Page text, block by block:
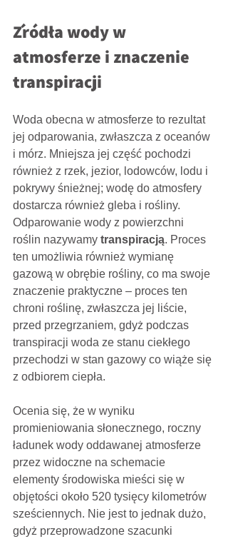
Źródła wody w
atmosferze i znaczenie
transpiracji
Woda obecna w atmosferze to rezultat
jej odparowania, zwłaszcza z oceanów
i mórz. Mniejsza jej część pochodzi
również z rzek, jezior, lodowców, lodu i
pokrywy śnieżnej; wodę do atmosfery
dostarcza również gleba i rośliny.
Odparowanie wody z powierzchni
roślin nazywamy transpiracją. Proces
ten umożliwia również wymianę
gazową w obrębie rośliny, co ma swoje
znaczenie praktyczne – proces ten
chroni roślinę, zwłaszcza jej liście,
przed przegrzaniem, gdyż podczas
transpiracji woda ze stanu ciekłego
przechodzi w stan gazowy co wiąże się
z odbiorem ciepła.
Ocenia się, że w wyniku
promieniowania słonecznego, roczny
ładunek wody oddawanej atmosferze
przez widoczne na schemacie
elementy środowiska mieści się w
objętości około 520 tysięcy kilometrów
sześciennych. Nie jest to jednak dużo,
gdyż przeprowadzone szacunki